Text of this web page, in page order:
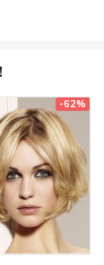
-62%